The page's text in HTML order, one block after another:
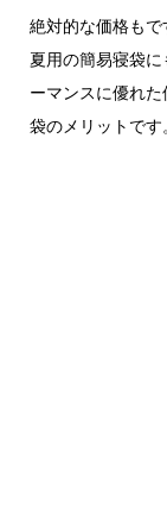
絶対的な価格もで
夏用の簡易寝袋
ーマンスに優れ
袋のメリットです。